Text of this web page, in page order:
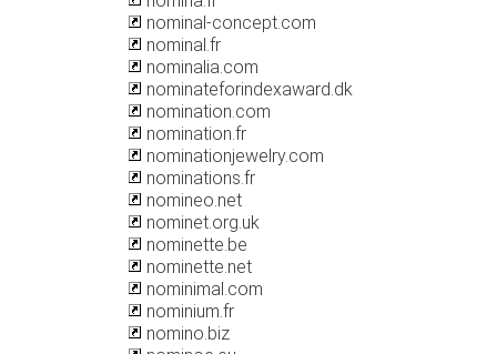
nominal-concept.com
nominal.fr
nominalia.com
nominateforindexaward.dk
nomination.com
nomination.fr
nominationjewelry.com
nominations.fr
nomineo.net
nominet.org.uk
nominette.be
nominette.net
nominimal.com
nominium.fr
nomino.biz